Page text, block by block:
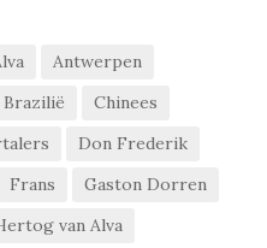
Antwerpen
Brazilië
Chinees
Don Frederik
Frans
Gaston Dorren
van Alva